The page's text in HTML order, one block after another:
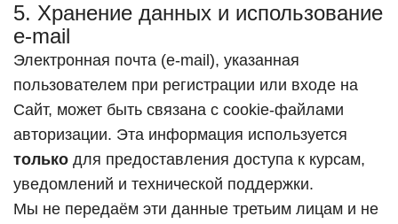
5. Хранение данных и использование
e-mail
Электронная почта (e-mail), указанная
пользователем при регистрации или входе на
Сайт, может быть связана с cookie-файлами
авторизации. Эта информация используется
только для предоставления доступа к курсам,
уведомлений и технической поддержки.
Мы не передаём эти данные третьим лицам и не